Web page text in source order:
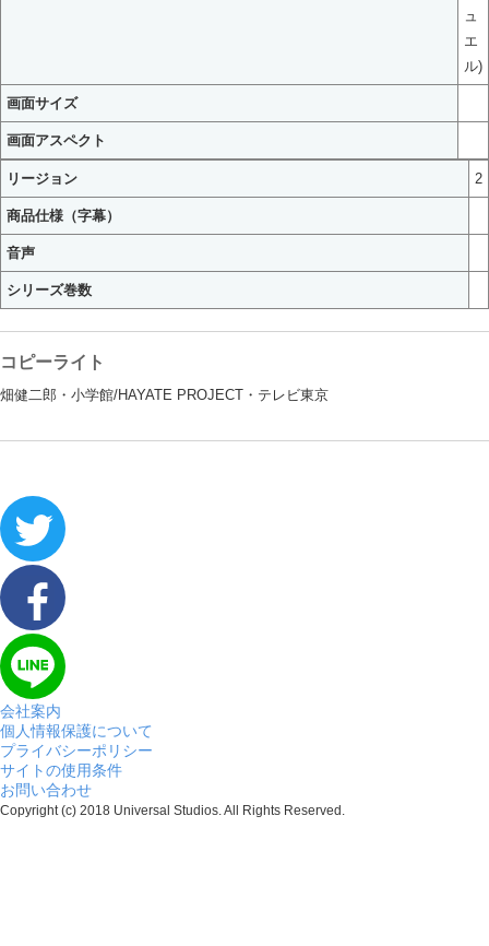
ュ
エ
ル)
画面サイズ
画面アスペクト
リージョン 2
商品仕様（字幕）
音声
シリーズ巻数
コピーライト
畑健二郎・小学館/HAYATE PROJECT・テレビ東京
会社案内
個人情報保護について
プライバシーポリシー
サイトの使用条件
お問い合わせ
Copyright (c) 2018 Universal Studios. All Rights Reserved.